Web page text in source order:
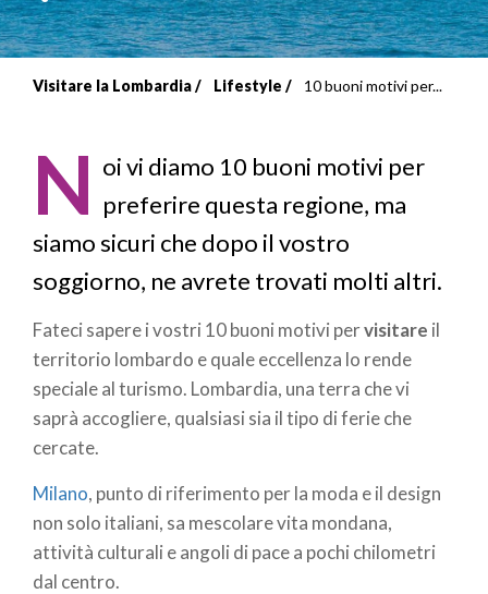
di
pane
Visitare la Lombardia Lifestyle 10 buoni motivi per...
N oi vi diamo 10 buoni motivi per
preferire questa regione, ma
siamo sicuri che dopo il vostro
soggiorno, ne avrete trovati molti altri.
Fateci sapere i vostri 10 buoni motivi pervisitare il
territorio lombardo e quale eccellenza lo rende
speciale al turismo. Lombardia, una terra che vi
saprà accogliere, qualsiasi sia il tipo di ferie che
cercate.
Milano, punto di riferimento per la moda e il design
non solo italiani, sa mescolare vita mondana,
attività culturali e angoli di pace a pochi chilometri
dal centro.